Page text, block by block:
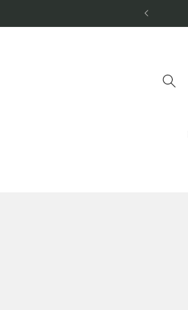
al contenido